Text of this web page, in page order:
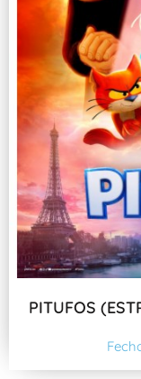
PITUFOS